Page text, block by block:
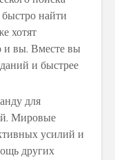
найти
хотят
и вы. Вместе вы
и быстрее
для
Мировые
усилий и
других